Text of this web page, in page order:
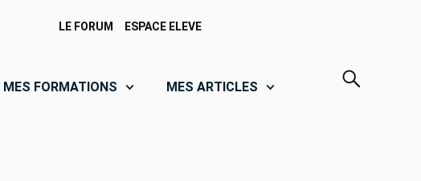
LE FORUM ESPACE ELEVE
MES FORMATIONS MES ARTICLES